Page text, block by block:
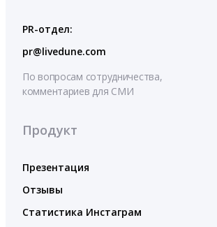
PR-отдел:
pr@livedune.com
По вопросам сотрудничества,
комментариев для СМИ
Продукт
Презентация
Отзывы
Статистика Инстаграм